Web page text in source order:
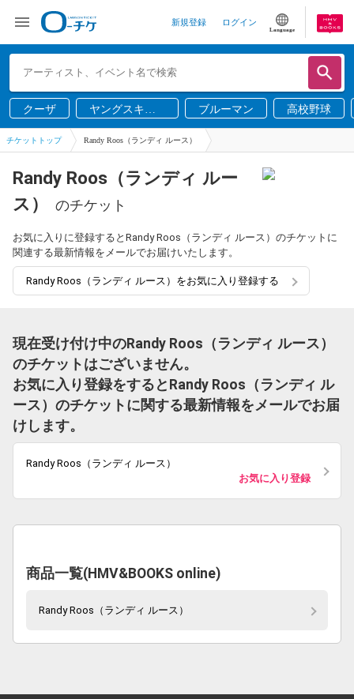
新規登録 ログイン
Language
クーザ
ヤングスキニ
ー
ブルーマン 高校野球
チケットトップ Randy Roos（ランディ ルース）
Randy Roos（ランディ ルー
ス）
のチケット
お気に入りに登録するとRandy Roos（ランディ ルース）のチケットに
関連する最新情報をメールでお届けいたします。
Randy Roos（ランディ ルース）をお気に入り登録する
現在受け付け中のRandy Roos（ランディ ルース）
のチケットはございません。
お気に入り登録をするとRandy Roos（ランディ ル
ース）のチケットに関する最新情報をメールでお届
けします。
Randy Roos（ランディ ルース）
お気に入り登録
商品一覧(HMV&BOOKS online)
Randy Roos（ランディ ルース）